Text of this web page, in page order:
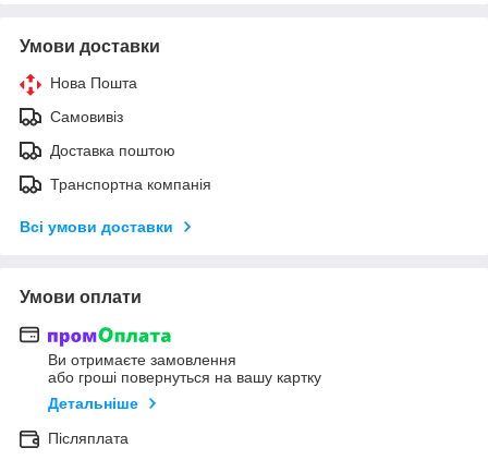
Умови доставки
Нова Пошта
Самовивіз
Доставка поштою
Транспортна компанія
Всі умови доставки
Умови оплати
Ви отримаєте замовлення
або гроші повернуться на вашу картку
Детальніше
Післяплата